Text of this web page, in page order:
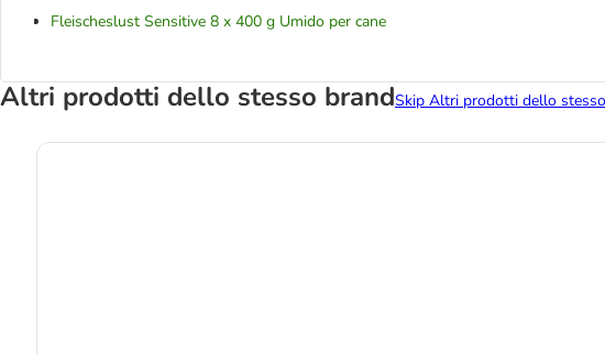
Fleischeslust Sensitive 8 x 400 g Umido per cane
Altri prodotti dello stesso brandSkip Altri prodotti dello